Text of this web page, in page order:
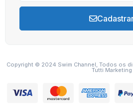
Copyright © 2024 Swim Channel, Todos os
Tutti Marketing